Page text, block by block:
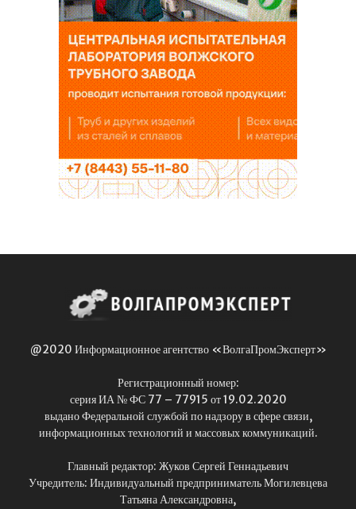
@2020 Информационное агентство «ВолгаПромЭксперт»
Регистрационный номер:
серия ИА № ФС 77 – 77915 от 19.02.2020
выдано Федеральной службой по надзору в сфере связи,
информационных технологий и массовых коммуникаций.
Главный редактор: Жуков Сергей Геннадьевич
Учредитель: Индивидуальный предприниматель Могилевцева
Татьяна Александровна,